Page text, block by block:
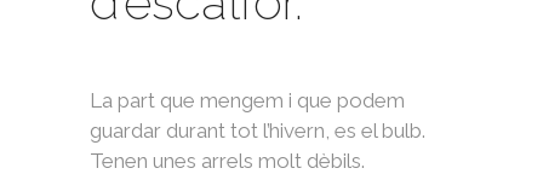
La part que mengem i que podem
guardar durant tot l’hivern, es el bulb.
Tenen unes arrels molt dèbils.